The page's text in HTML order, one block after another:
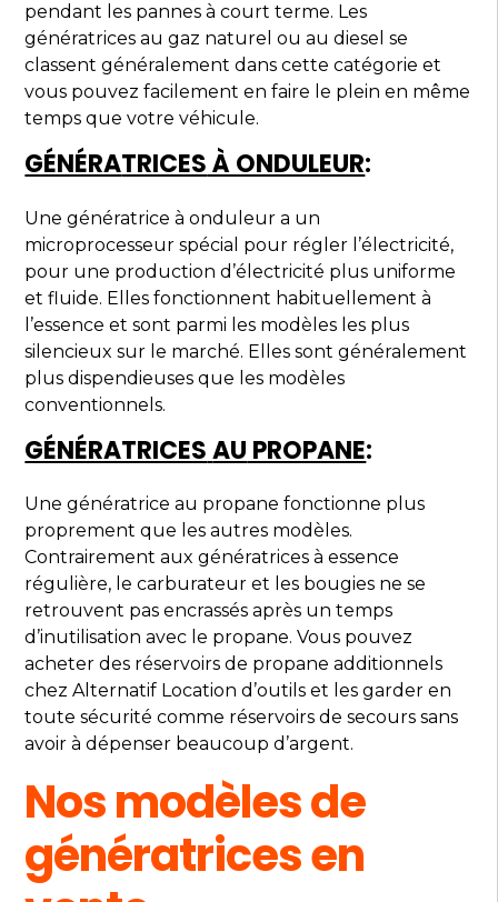
pendant les pannes à court terme. Les
génératrices au gaz naturel ou au diesel se
classent généralement dans cette catégorie et
vous pouvez facilement en faire le plein en même
temps que votre véhicule.
GÉNÉRATRICESÀ ONDULEUR:
Une génératrice à onduleur a un
microprocesseur spécial pour régler l’électricité,
pour une production d’électricité plus uniforme
et fluide. Elles fonctionnent habituellement à
l’essence et sont parmi les modèles les plus
silencieux sur le marché. Elles sont généralement
plus dispendieuses que les modèles
conventionnels.
GÉNÉRATRICES AU PROPANE:
Une génératrice au propane fonctionne plus
proprement que les autres modèles.
Contrairement aux génératrices à essence
régulière, le carburateur et les bougies ne se
retrouvent pas encrassés après un temps
d’inutilisation avec le propane. Vous pouvez
acheter des réservoirs de propane additionnels
chez Alternatif Location d’outils et les garder en
toute sécurité comme réservoirs de secours sans
avoir à dépenser beaucoup d’argent.
Nos modèles de
génératrices en